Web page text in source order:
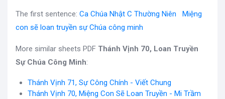
The first sentence: Ca Chúa Nhật C Thường Niên Miệng
con sẽ loan truyền sự Chúa công minh
More similar sheets PDF Thánh Vịnh 70, Loan Truyền
Sự Chúa Công Minh:
Thánh Vịnh 71, Sự Công Chính - Viết Chung
Thánh Vịnh 70, Miệng Con Sẽ Loan Truyền - Mi Trầm